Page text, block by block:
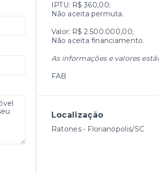
IPTU: R$ 360,00;
Não aceita permuta.
Valor: R$ 2.500.000,00;
Não aceita financiamento.
As informações e valores
FAB
Localização
Ratones - Florianópolis/SC